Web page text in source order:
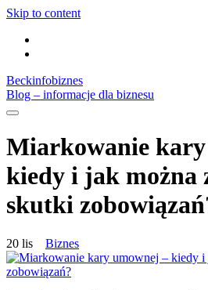
Skip to content
Beckinfobiznes
Blog – informacje dla biznesu
Miarkowanie
kiedy i jak można
skutki
20 lis Biznes